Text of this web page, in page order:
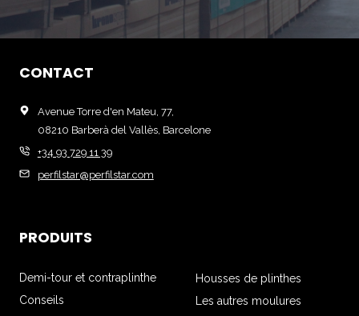
CONTACT
Avenue Torre d'en Mateu, 77,
08210 Barberà del Vallès, Barcelone
+34 93 729 11 39
perfilstar@perfilstar.com
PRODUITS
Demi-tour et contraplinthe
Conseils
Housses de plinthes
Les autres moulures